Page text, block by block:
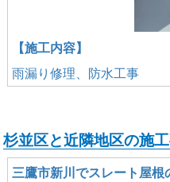
【施工内容】
雨漏り修理、防水工事
杉並区と近隣地区の施
三鷹市新川でスレート屋根